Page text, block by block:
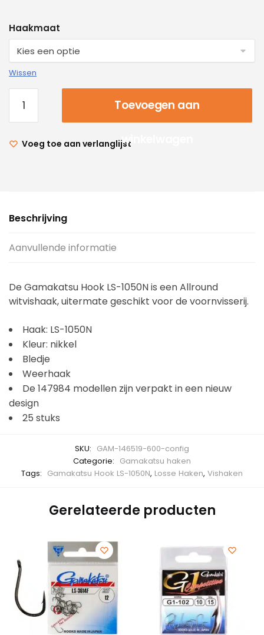
Haakmaat
Wissen
Toevoegen aan
winkelwagen
Voeg toe aan verlanglijst
Beschrijving
Aanvullende informatie
De Gamakatsu Hook LS-1050N is een Allround
witvishaak, uitermate geschikt voor de voornvisserij.
Haak: LS-1050N
Kleur: nikkel
Bledje
Weerhaak
De 147984 modellen zijn verpakt in een nieuw
design
25 stuks
SKU: GAM-146519-600-config
Categorie: Gamakatsu haken
Tags: Gamakatsu Hook LS-1050N, Losse Haken, Vishaken
Gerelateerde producten